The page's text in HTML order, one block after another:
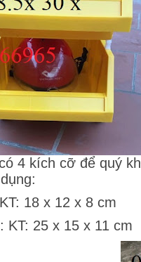
4 kích cỡ để quý
18 x 12 x 8 cm
KT: 25 x 15 x 11 cm